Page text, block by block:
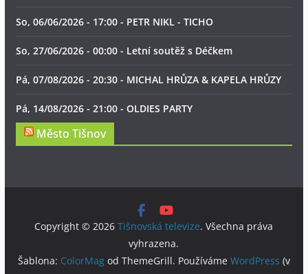
So, 06/06/2026 - 17:00 - PETR NIKL - TICHO
So, 27/06/2026 - 00:00 - Letní soutěž s Déčkem
Pá, 07/08/2026 - 20:30 - MICHAL HRŮZA & KAPELA HRŮZY
Pá, 14/08/2026 - 21:00 - OLDIES PARTY
Město Tišnov
Copyright © 2026Tišnovská televize. Všechna práva
vyhrazena.
Šablona: ColorMagod ThemeGrill. Používáme WordPress (v